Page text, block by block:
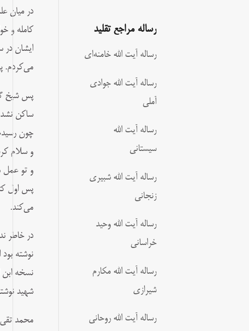
در میان
کامله و
ایشان
مى‌کردم.
پس شیخ
ساکن نشد
چون
و سلام
و تو عمل
پس اول
مى‌کند.
در خاطر
نوشته
نسخه
شهید
محمد تقی
رساله مراجع تقلید
رساله آیت الله خامنه‌ای
رساله آیت الله جوادی
آملی
رساله آیت الله
سیستانی
رساله آیت الله شبیری
زنجانی
رساله آیت الله وحید
خراسانی
رساله آیت الله مکارم
شیرازی
رساله آیت الله روحانی